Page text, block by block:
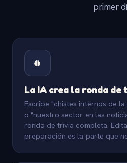
primer
La IA crea la ronda de
Escribe "chistes internos de
o "nuestro sector en las
ronda de trivia completa.
preparación es la parte que